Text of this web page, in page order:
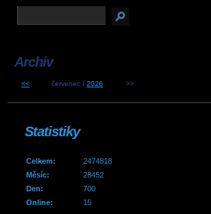
Archiv
<< červenec /2026 >>
Statistiky
Online: 15
Celkem:
2474818
Měsíc:
28452
Den:
700